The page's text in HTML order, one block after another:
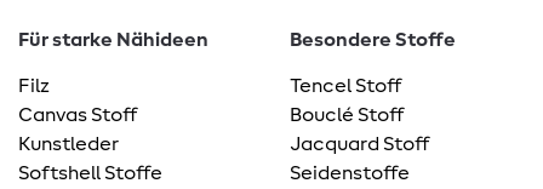
Für starke Nähideen
Filz
Canvas Stoff
Kunstleder
Softshell Stoffe
Besondere Stoffe
Tencel Stoff
Bouclé Stoff
Jacquard Stoff
Seidenstoffe